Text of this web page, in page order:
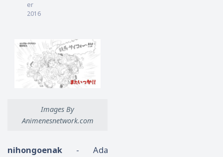
er
2016
Images By
Animenesnetwork.com
nihongoenak - Ada